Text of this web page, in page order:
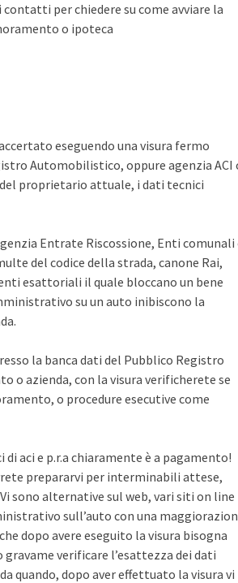
per chiedere su come avviare la
o ipoteca
eseguendo una visura fermo
Automobilistico, oppure agenzia ACI
proprietario attuale, i dati tecnici
Entrate Riscossione, Enti comunali
del codice della strada, canone Rai,
esattoriali il quale bloccano un bene
su un auto inibiscono la
la banca dati del Pubblico Registro
o azienda, con la visura verificherete se
o procedure esecutive come
aci e p.r.a chiaramente è a pagamento!
prepararvi per interminabili attese,
sono alternative sul web, vari siti on line
sull’auto con una
dopo avere eseguito la visura bisogna
verificare l’esattezza dei dati
quando, dopo aver effettuato la visura vi